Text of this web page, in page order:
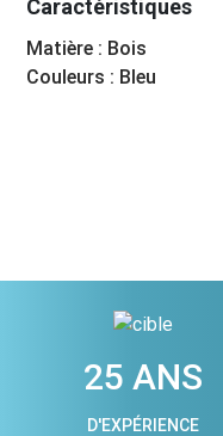
Caractéristiques
Matière : Bois
Couleurs : Bleu
25 ANS
D'EXPÉRIENCE